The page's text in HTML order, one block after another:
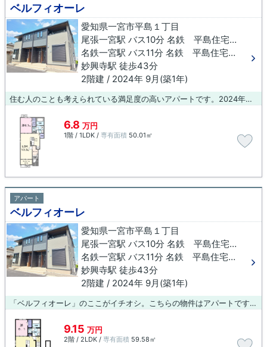
ベルフィオーレ
愛知県一宮市平島１丁目
尾張一宮駅 バス10分 名鉄 平島住宅下車 徒歩2分
名鉄一宮駅 バス11分 名鉄 平島住宅下車 徒歩2分
妙興寺駅 徒歩43分
2階建 / 2024年 9月(築1年)
住む人のことも考えられている満足度の高いアパートです。2024年築の物件です。新たな生活を尾張一宮周辺でスタートするのであれば、住まい探しは当社にお任せください！当社では豊富な物件情報をご用意しております。
6.8 万円
1階 / 1LDK / 専有面積 50.01㎡
アパート
ベルフィオーレ
愛知県一宮市平島１丁目
尾張一宮駅 バス10分 名鉄 平島住宅下車 徒歩2分
名鉄一宮駅 バス11分 名鉄 平島住宅下車 徒歩2分
妙興寺駅 徒歩43分
2階建 / 2024年 9月(築1年)
「ベルフィオーレ」のここがイチオシ。こちらの物件はアパートです。外装もきれいな築浅のお部屋です。安心で快適な暮らしをしたいとお考えなら、ぜひ当社へお任せ下さい。お客様のライフスタイルに適した賃貸物件のご紹介をいたします。
9.15 万円
2階 / 2LDK / 専有面積 59.58㎡